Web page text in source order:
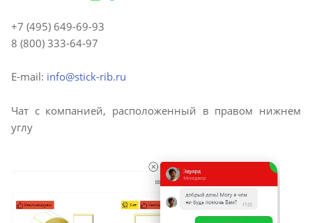
+7 (495) 649-69-93
8 (800) 333-64-97
E-mail: info@stick-rib.ru
Чат с компанией, расположенный в правом нижнем
углу